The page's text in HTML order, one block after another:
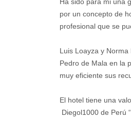
por un concepto de
profesional que se
Luis Loayza y
Pedro de Mala en la
muy eficiente sus
El hotel tiene una
Diegol1000 de Perú